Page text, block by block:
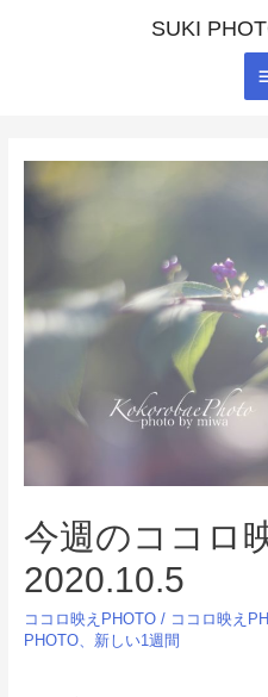
SUKI
今週のココロ
2020.10.5
ココロ映えPHOTO/ ココロ映え
PHOTO、 新しい1週間